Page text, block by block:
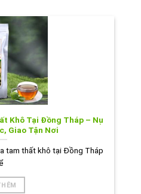
Khô Tại Đồng Tháp – Nụ
Giao Tận Nơi
tam thất khô tại Đồng Tháp